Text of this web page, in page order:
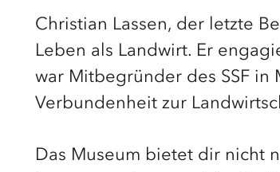
Christian Lassen, der letzte
Leben als Landwirt. Er
war Mitbegründer des SSF in
Verbundenheit zur
Das Museum bietet dir nicht